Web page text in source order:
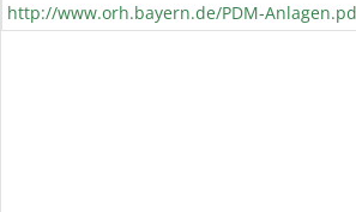
http://www.orh.bayern.de/PDM-